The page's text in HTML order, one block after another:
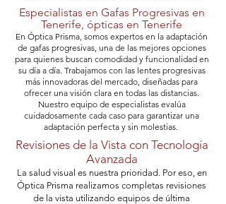
Especialistas en Gafas Progresivas en
Tenerife, ópticas en Tenerife
En Óptica Prisma, somos expertos en la adaptación
de gafas progresivas, una de las mejores opciones
para quienes buscan comodidady funcionalidad en
su día a día. Trabajamos con las lentesprogresivas
más innovadoras del mercado, diseñadas para
ofrecer una visión clara en todas las distancias.
Nuestro equipo de especialistas evalúa
cuidadosamente cada caso para garantizar una
adaptación perfecta y sin molestias.
Revisiones de la Vista con Tecnología
Avanzada
La salud visual es nuestra prioridad. Por eso, en
Óptica Prisma realizamos completas revisiones
de la vista utilizando equipos de última